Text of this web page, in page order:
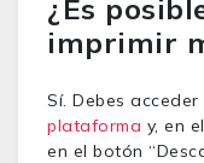
¿Es
imprimir
Sí. Debes
plataforma y, en
en el botón